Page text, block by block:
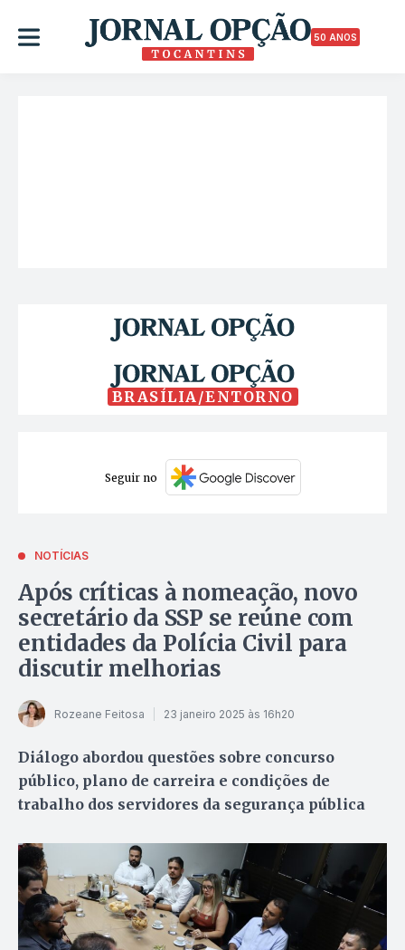
50 ANOS
BRASÍLIA/ENTORNO
Seguir no
NOTÍCIAS
Após críticas à nomeação, novo
secretário da SSP se reúne com
entidades da Polícia Civil para
discutir melhorias
Rozeane Feitosa 23 janeiro 2025 às 16h20
Diálogo abordou questões sobre concurso
público, plano de carreira e condições de
trabalho dos servidores da segurança pública